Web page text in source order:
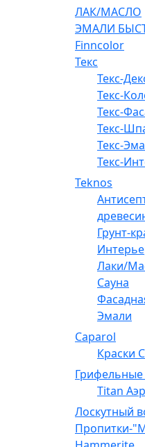
ЛАК/МАСЛО
ЭМАЛИ
Finncolor
Текс
Текс-
Текс-
Текс-
Текс-
Текс-
Текс-
Teknos
Грунт-
Лаки/
Сауна
Эмали
Caparol
Краски
Грифельные
Titan
Лоскутный
Пропитки-